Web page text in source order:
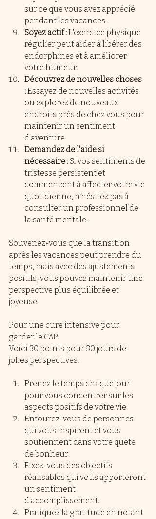
sur ce que vous avez apprécié
pendant les vacances.
Soyez actif : L'exercice physique
régulier peut aider à libérer des
endorphines et à améliorer
votre humeur.
Découvrez de nouvelles choses
: Essayez de nouvelles activités
ou explorez de nouveaux
endroits près de chez vous pour
maintenir un sentiment
d'aventure.
Demandez de l'aide si
nécessaire : Si vos sentiments de
tristesse persistent et
commencent à affecter votre vie
quotidienne, n'hésitez pas à
consulter un professionnel de
la santé mentale.
Souvenez-vous que la transition
après les vacances peut prendre du
temps, mais avec des ajustements
positifs, vous pouvez maintenir une
perspective plus équilibrée et
joyeuse.
Pour une cure intensive pour
garder le CAP
Voici 30 points pour 30 jours de
jolies perspectives.
Prenez le temps chaque jour
pour vous concentrer sur les
aspects positifs de votre vie.
Entourez-vous de personnes
qui vous inspirent et vous
soutiennent dans votre quête
de bonheur.
Fixez-vous des objectifs
réalisables qui vous apporteront
un sentiment
d'accomplissement.
Pratiquez la gratitude en notant